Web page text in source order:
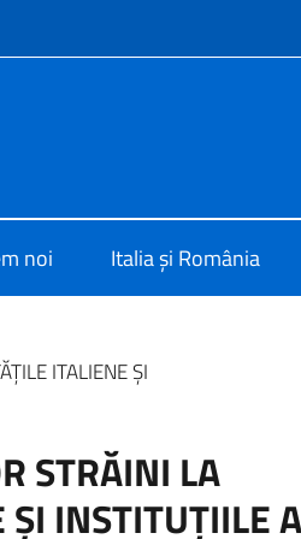
noi Italia și România
ITALIENE ŞI
STRĂINI LA
INSTITUŢIILE